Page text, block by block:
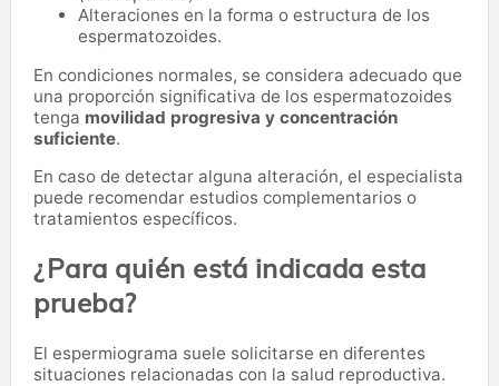
Alteraciones en la forma o estructura de los
espermatozoides.
En condiciones normales, se considera adecuado que
una proporción significativa de los espermatozoides
tenga movilidad progresiva y concentración
suficiente.
En caso de detectar alguna alteración, el especialista
puede recomendar estudios complementarios o
tratamientos específicos.
¿Para quién está indicada esta
prueba?
El espermiograma suele solicitarse en diferentes
situaciones relacionadas con la salud reproductiva.